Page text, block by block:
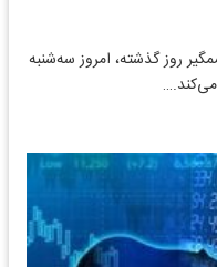
روز گذشته، امروز سه‌شنبه